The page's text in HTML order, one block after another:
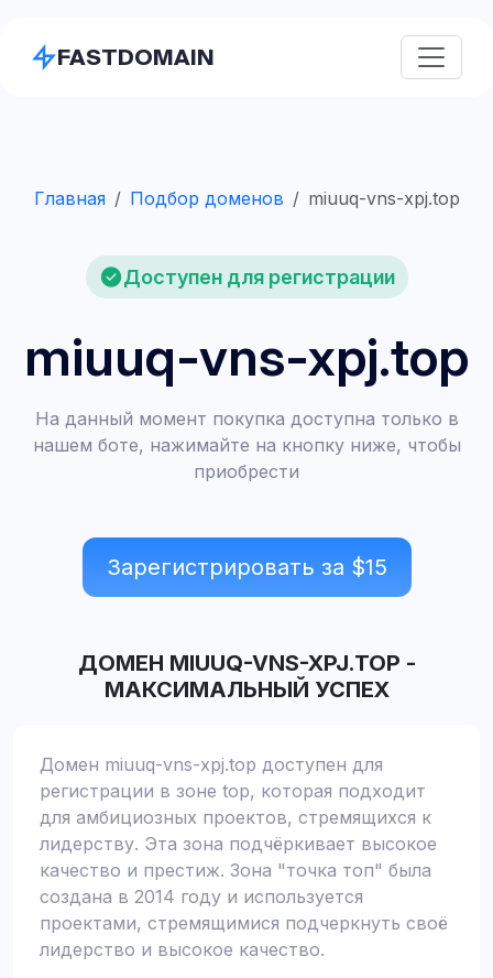
FASTDOMAIN
Главная Подбор доменов miuuq-vns-xpj.top
Доступен для регистрации
miuuq-vns-xpj.top
На данный момент покупка доступна только в
нашем боте, нажимайте на кнопку ниже, чтобы
приобрести
Зарегистрировать за $15
ДОМЕН MIUUQ-VNS-XPJ.TOP -
МАКСИМАЛЬНЫЙ УСПЕХ
Домен miuuq-vns-xpj.top доступен для
регистрации в зоне top, которая подходит
для амбициозных проектов, стремящихся к
лидерству. Эта зона подчёркивает высокое
качество и престиж. Зона "точка топ" была
создана в 2014 году и используется
проектами, стремящимися подчеркнуть своё
лидерство и высокое качество.